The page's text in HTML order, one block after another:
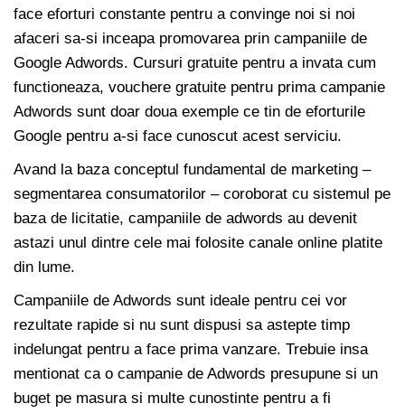
face eforturi constante pentru a convinge noi si noi
afaceri sa-si inceapa promovarea prin campaniile de
Google Adwords. Cursuri gratuite pentru a invata cum
functioneaza, vouchere gratuite pentru prima campanie
Adwords sunt doar doua exemple ce tin de eforturile
Google pentru a-si face cunoscut acest serviciu.
Avand la baza conceptul fundamental de marketing –
segmentarea consumatorilor – coroborat cu sistemul pe
baza de licitatie, campaniile de adwords au devenit
astazi unul dintre cele mai folosite canale online platite
din lume.
Campaniile de Adwords sunt ideale pentru cei vor
rezultate rapide si nu sunt dispusi sa astepte timp
indelungat pentru a face prima vanzare. Trebuie insa
mentionat ca o campanie de Adwords presupune si un
buget pe masura si multe cunostinte pentru a fi